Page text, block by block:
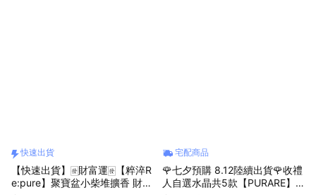
快速出貨
【快速出貨】🀅財富運🀅【粹淬R
e:pure】聚寶盆小柴堆擴香 財運
宅配商品
🌹七夕預購 8.12陸續出貨🌹收禮
人自選水晶共5款【PURARE】